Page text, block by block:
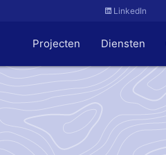
LinkedIn
Projecten Diensten